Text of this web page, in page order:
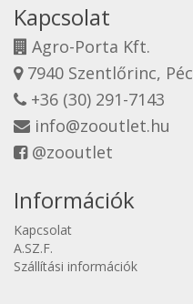
Kapcsolat
Agro-Porta Kft.
7940 Szentlőrinc,
+36 (30) 291-7143
info@zooutlet.hu
@zooutlet
Információk
Kapcsolat
A.SZ.F.
Szállítási információk